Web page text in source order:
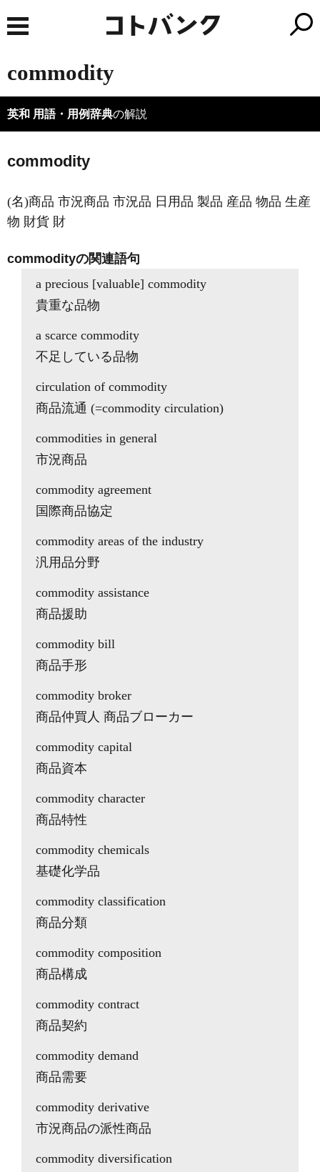
commodity
英和 用語・用例辞典の解説
commodity
(名)商品 市況商品 市況品 日用品 製品 産品 物品 生産
物 財貨 財
commodityの関連語句
a precious [valuable] commodity
貴重な品物
a scarce commodity
不足している品物
circulation of commodity
商品流通 (=commodity circulation)
commodities in general
市況商品
commodity agreement
国際商品協定
commodity areas of the industry
汎用品分野
commodity assistance
商品援助
commodity bill
商品手形
commodity broker
商品仲買人 商品ブローカー
commodity capital
商品資本
commodity character
商品特性
commodity chemicals
基礎化学品
commodity classification
商品分類
commodity composition
商品構成
commodity contract
商品契約
commodity demand
商品需要
commodity derivative
市況商品の派性商品
commodity diversification